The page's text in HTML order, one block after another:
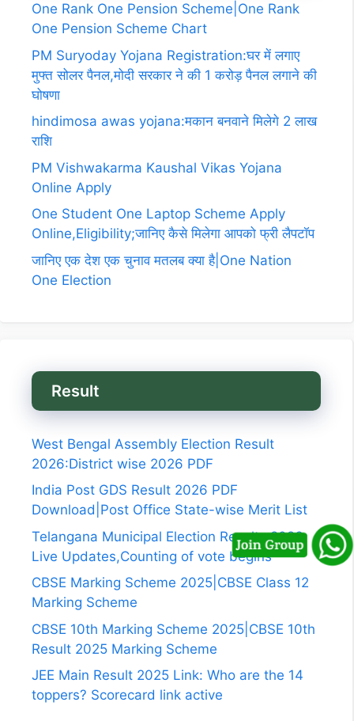
One Rank One Pension Scheme|One Rank
One Pension Scheme Chart
PM Suryoday Yojana Registration:घर में लगाए
मुफ्त सोलर पैनल,मोदी सरकार ने की 1 करोड़ पैनल लगाने की
घोषणा
hindimosa awas yojana:मकान बनवाने मिलेगे 2 लाख
राशि
PM Vishwakarma Kaushal Vikas Yojana
Online Apply
One Student One Laptop Scheme Apply
Online,Eligibility;जानिए कैसे मिलेगा आपको फ्री लैपटॉप
जानिए एक देश एक चुनाव मतलब क्या है|One Nation
One Election
Result
West Bengal Assembly Election Result
2026:District wise 2026 PDF
India Post GDS Result 2026 PDF
Download|Post Office State-wise Merit List
Telangana Municipal Election Results 2026
Live Updates,Counting of vote begins
CBSE Marking Scheme 2025|CBSE Class 12
Marking Scheme
CBSE 10th Marking Scheme 2025|CBSE 10th
Result 2025 Marking Scheme
JEE Main Result 2025 Link: Who are the 14
toppers? Scorecard link active